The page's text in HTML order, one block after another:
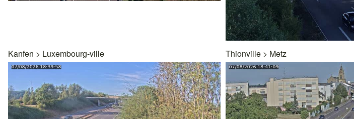
Kanfen > Luxembourg-ville Thionville> Metz